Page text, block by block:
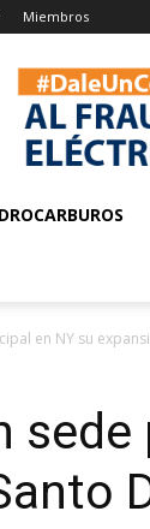
Miembros
en NY su
sede